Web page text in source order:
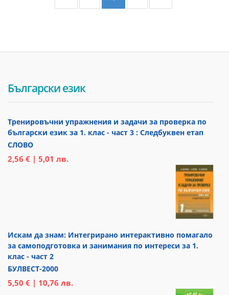
Български език
Тренировъчни упражнения и задачи за проверка по
български език за 1. клас - част 3 : Следбуквен етап
СЛОВО
2,56 € | 5,01 лв.
Искам да знам: Интегрирано интерактивно помагало
за самоподготовка и занимания по интереси за 1.
клас - част 2
БУЛВЕСТ-2000
5,50 € | 10,76 лв.